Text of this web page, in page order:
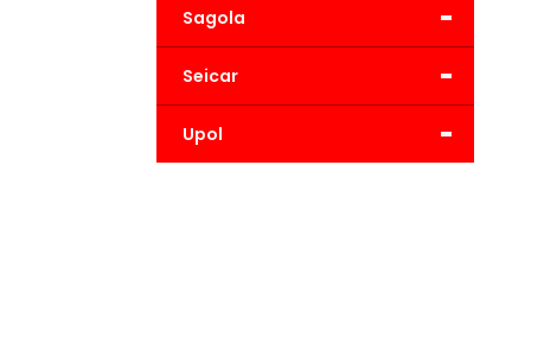
-
Sagola
-
Seicar
-
Upol